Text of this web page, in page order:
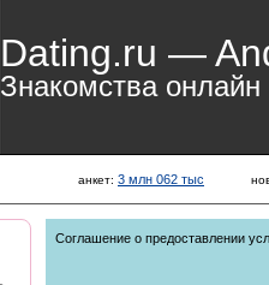
Dating.ru —
Знакомства онлайн
анкет: 3 млн 062 тыс
Соглашение о предоставлении